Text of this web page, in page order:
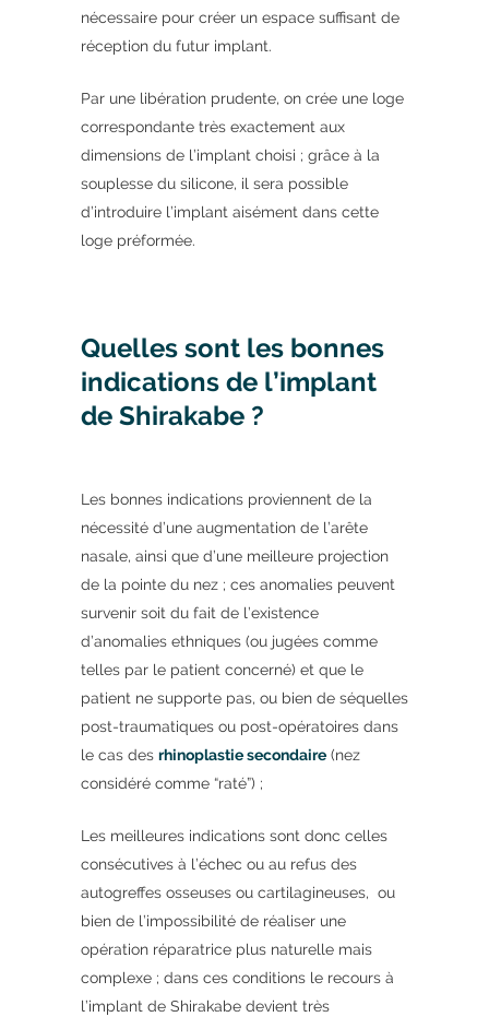
nécessaire pour créer un espace suffisant de
réception du futur implant.
Par une libération prudente, on crée une loge
correspondante très exactement aux
dimensions de l’implant choisi ; grâce à la
souplesse du silicone, il sera possible
d’introduire l’implant aisément dans cette
loge préformée.
Quelles sont les bonnes
indications de l’implant
de Shirakabe ?
Les bonnes indications proviennent de la
nécessité d’une augmentation de l’arête
nasale, ainsi que d’une meilleure projection
de la pointe du nez ; ces anomalies peuvent
survenir soit du fait de l’existence
d’anomalies ethniques (ou jugées comme
telles par le patient concerné) et que le
patient ne supporte pas, ou bien de séquelles
post-traumatiques ou post-opératoires dans
le cas des rhinoplastie secondaire (nez
considéré comme “raté”) ;
Les meilleures indications sont donc celles
consécutives à l’échec ou au refus des
autogreffes osseuses ou cartilagineuses, ou
bien de l’impossibilité de réaliser une
opération réparatrice plus naturelle mais
complexe ; dans ces conditions le recours à
l’implant de Shirakabe devient très